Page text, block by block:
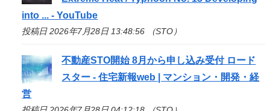
into ... - YouTube
投稿日 2026年7月28日 13:48:56 （STO）
不動産STO開始 8月から申し込み受付 ロード
スター - 住宅新報web | マンション・開発・経
営